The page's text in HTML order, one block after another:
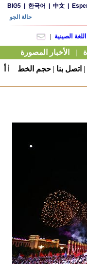
| اتصل بنا | حجم الخط